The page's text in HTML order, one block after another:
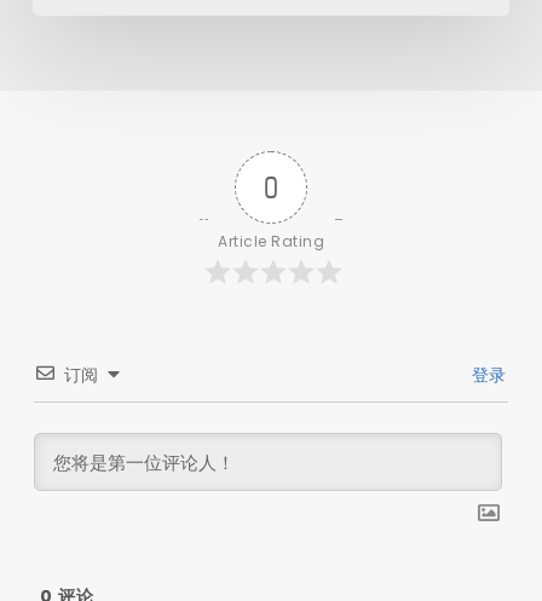
0
Article Rating
订阅 登录